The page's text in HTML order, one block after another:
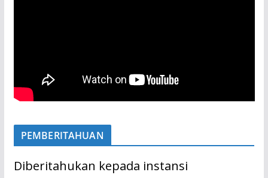
PEMBERITAHUAN
Diberitahukan kepada instansi